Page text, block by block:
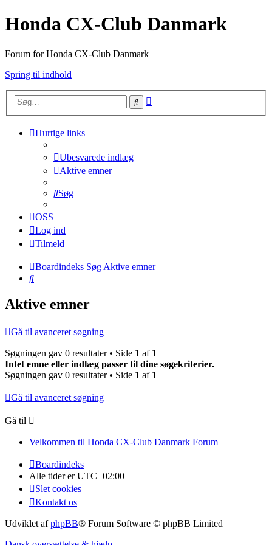
Honda CX-Club Danmark
Forum for Honda CX-Club Danmark
Spring til indhold
Søg
Hurtige links
Ubesvarede indlæg
Aktive emner
Søg
OSS
Log ind
Tilmeld
Boardindeks SøgAktive emner
Søg
Aktive emner
Gå til avanceret søgning
Søgningen gav 0 resultater • Side 1 af 1
Intet emne eller indlæg passer til dine søgekriterier.
Søgningen gav 0 resultater • Side 1 af 1
Gå til avanceret søgning
Gå til
Velkommen til Honda CX-Club Danmark Forum
Boardindeks
Alle tider erUTC+02:00
Slet cookies
Kontakt os
Udviklet afphpBB® Forum Software © phpBB Limited